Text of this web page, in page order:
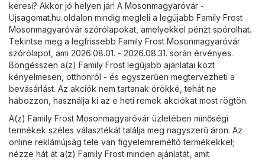
keresi? Akkor jó helyen jár! A Mosonmagyaróvár -
Ujsagomat.hu oldalon mindig megleli a legújabb Family Frost
Mosonmagyaróvár szórólapokat, amelyekkel pénzt spórolhat.
Tekintse meg a legfrissebb Family Frost Mosonmagyaróvár
szórólapot, ami 2026.08.01. - 2026.08.31. során érvényes.
Böngésszen a(z) Family Frost legújabb ajánlatai közt
kényelmesen, otthonról - és egyszerűen megtervezheti a
bevásárlást. Az akciók nem tartanak örökké, tehát ne
habozzon, használja ki az e heti remek akciókat most rögtön.
A(z) Family Frost Mosonmagyaróvár üzletében minőségi
termékek széles választékát találja meg nagyszerű áron. Az
online reklámújság tele van figyelemreméltó termékekkel;
nézze hát át a(z) Family Frost minden ajánlatát, amit